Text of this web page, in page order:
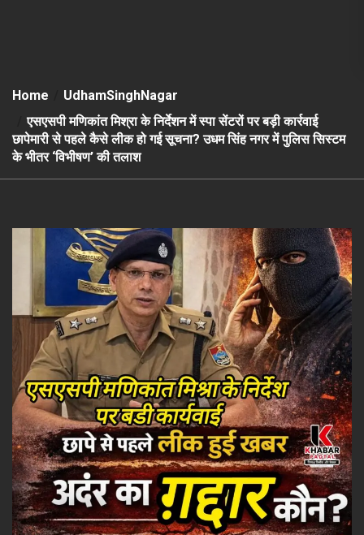
Home
UdhamSinghNagar
एसएसपी मणिकांत मिश्रा के निर्देशन में स्पा सेंटरों पर बड़ी कार्रवाई
छापेमारी से पहले कैसे लीक हो गई सूचना? उधम सिंह नगर में पुलिस सिस्टम
के भीतर ‘विभीषण’ की तलाश